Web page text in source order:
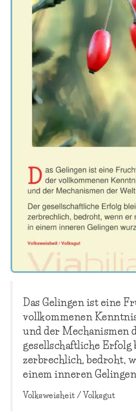
Das Gelingen ist eine
vollkommenen
und der Mechanismen
gesellschaftliche Erfolg
zerbrechlich, bedroht,
einem inneren
Volksweisheit / Volksgut